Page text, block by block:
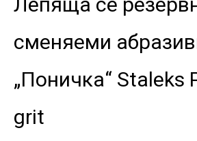
сменяеми
„Поничка“ Staleks
grit